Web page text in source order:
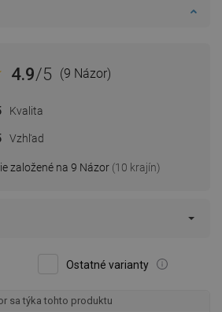
4.9/5 (9 Názor)
založené na 9 Názor (10 krajín)
Kvalita
Vzhľad
Ostatné varianty
sa týka tohto produktu